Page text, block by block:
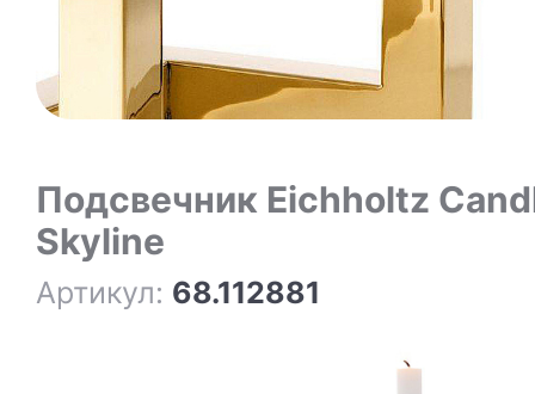
Подсвечник Eichholtz Candle Holder
Skyline
Артикул: 68.112881